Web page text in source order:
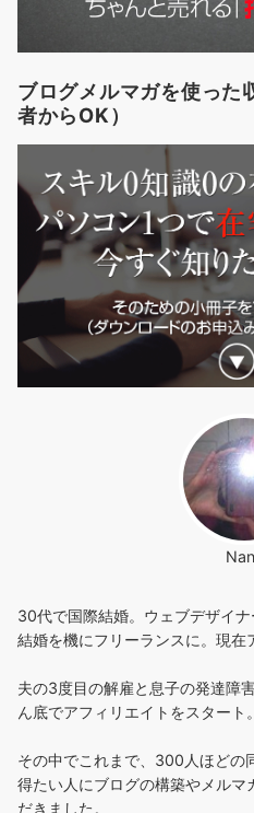
ブログメルマガを使った
者からOK）
30代で国際結婚。ウェブデザイ
結婚を機にフリーランスに。現在
夫の3度目の解雇と息子の発達障
ん底でアフィリエイトをスタート。
その中でこれまで、300人ほどの
得たい人にブログの構築やメルマ
だきました。